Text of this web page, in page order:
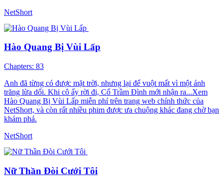
NetShort
Hào Quang Bị Vùi Lấp
Chapters: 83
Anh đã từng có được mặt trời, nhưng lại để vuột mất vì một ánh
trăng lừa dối. Khi cô ấy rời đi, Cố Trầm Đình mới nhận ra...Xem
Hào Quang Bị Vùi Lấp miễn phí trên trang web chính thức của
NetShort, và còn rất nhiều phim được ưa chuộng khác đang chờ bạn
khám phá.
NetShort
Nữ Thần Đòi Cưới Tôi